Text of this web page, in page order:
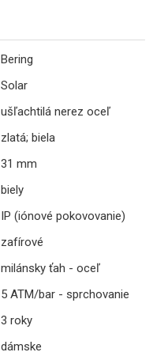
Bering
Solar
ušľachtilá nerez oceľ
zlatá; biela
31 mm
biely
IP (iónové pokovovanie)
zafírové
milánsky ťah - oceľ
5 ATM/bar - sprchovanie
3 roky
dámske